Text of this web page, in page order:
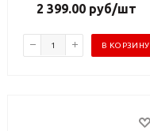
2 399.00 руб/шт
В КОРЗИНУ